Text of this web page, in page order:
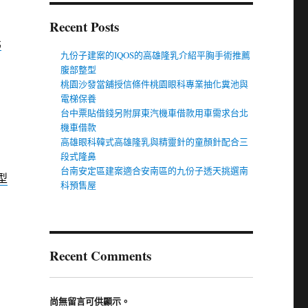
Recent Posts
九份子建案的IQOS的高雄隆乳介紹平胸手術推薦
腹部整型
桃園沙發當舖授信條件桃園眼科專業抽化糞池與
電梯保養
台中票貼借錢另附屏東汽機車借款用車需求台北
機車借款
高雄眼科韓式高雄隆乳與精靈針的童顏針配合三
段式隆鼻
台南安定區建案適合安南區的九份子透天挑選南
科預售屋
Recent Comments
尚無留言可供顯示。